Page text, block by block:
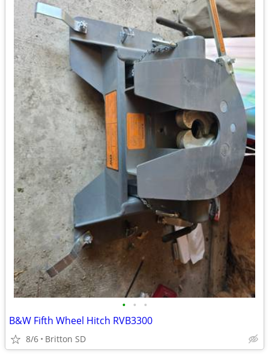
• • •
B&W Fifth Wheel Hitch RVB3300
8/6 Britton SD